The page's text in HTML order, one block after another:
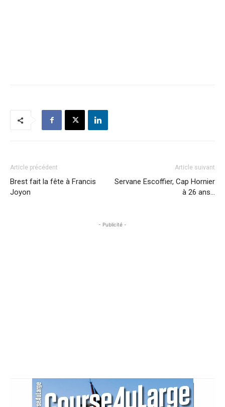
Article précédent
Brest fait la fête à Francis
Joyon
Article suivant
Servane Escoffier, Cap Hornier
à 26 ans…
- Publicité -